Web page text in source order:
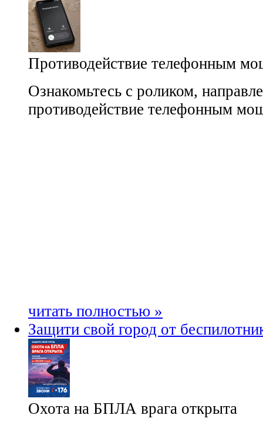
Противодействие телефонным
Ознакомьтесь с роликом,
противодействие телефонным
читать полностью »
Защити свой город от
Охота на БПЛА врага открыта